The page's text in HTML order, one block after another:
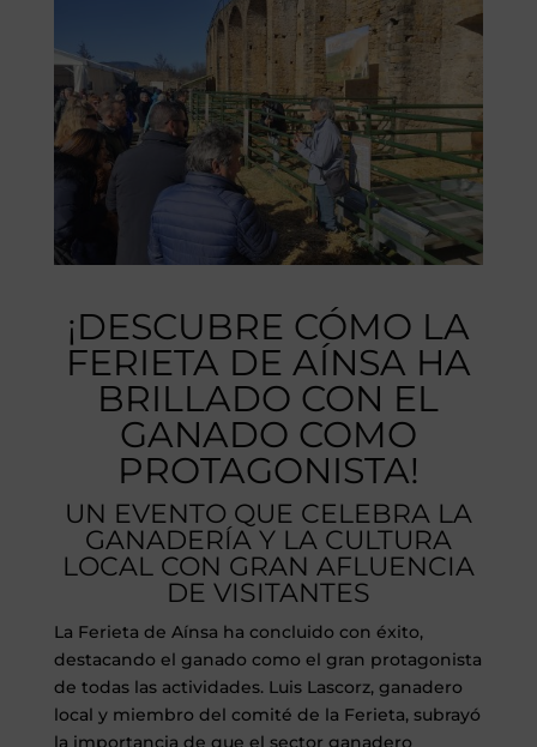
¡DESCUBRE CÓMO LA
FERIETA DE AÍNSA HA
BRILLADO CON EL
GANADO COMO
PROTAGONISTA!
UN EVENTO QUE CELEBRA LA
GANADERÍA Y LA CULTURA
LOCAL CON GRAN AFLUENCIA
DE VISITANTES
La Ferieta de Aínsa ha concluido con éxito,
destacando el ganado como el gran protagonista
de todas las actividades. Luis Lascorz, ganadero
local y miembro del comité de la Ferieta, subrayó
la importancia de que el sector ganadero